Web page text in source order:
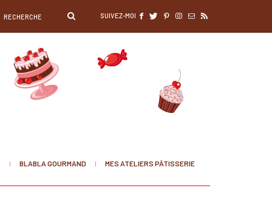
SUIVEZ-MOI
BLABLA GOURMAND MES ATELIERS PÂTISSERIE